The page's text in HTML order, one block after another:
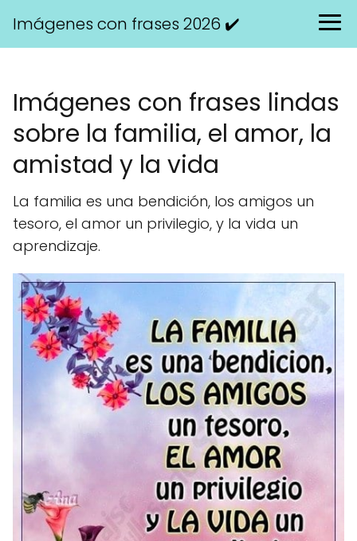
Imágenes con frases 2026 ✔️
Imágenes con frases lindas
sobre la familia, el amor, la
amistad y la vida
La familia es una bendición, los amigos un
tesoro, el amor un privilegio, y la vida un
aprendizaje.